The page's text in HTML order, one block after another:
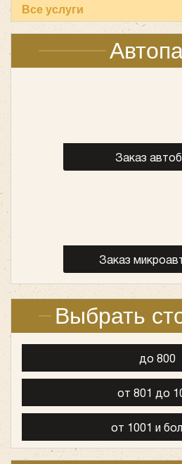
Все услуги
Заказ
Заказ
Выбрать
до 800
от 801 до
от 1001 и